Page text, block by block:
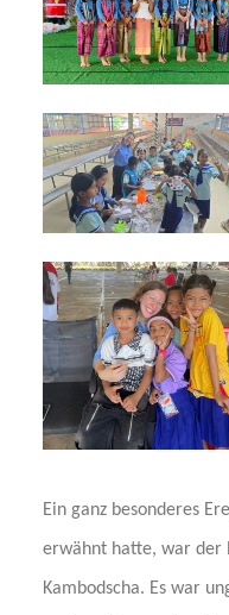
Ein ganz besonderes
erwähnt hatte, war der
Kambodscha. Es war